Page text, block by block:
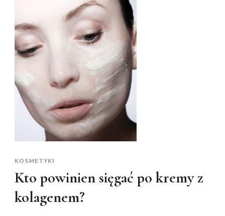
KOSMETYKI
Kto powinien sięgać po kremy z
kolagenem?